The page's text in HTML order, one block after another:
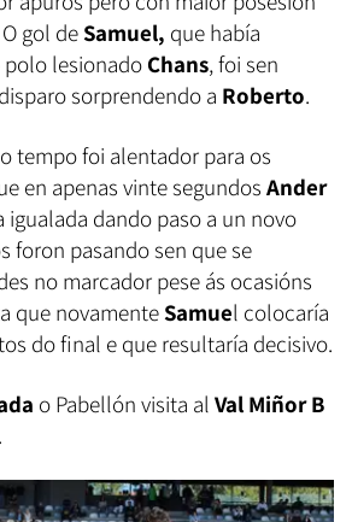
gol deSamuel, que había
lesionado Chans, foi sen
sorprendendo a Roberto.
tempo foi alentador para os
en apenas vinte segundos Ander
dando paso a un novo
foron pasando sen que se
no marcador pese ás ocasións
que novamenteSamuel colocaría
do final e que resultaría decisivo.
o Pabellón visita al Val Miñor B